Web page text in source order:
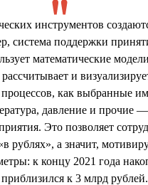
инструментов
система поддержки
математические
и
как выбранные
давление и прочие
Это позволяет
рублях», а значит,
к концу 2021 года
к 3 млрд